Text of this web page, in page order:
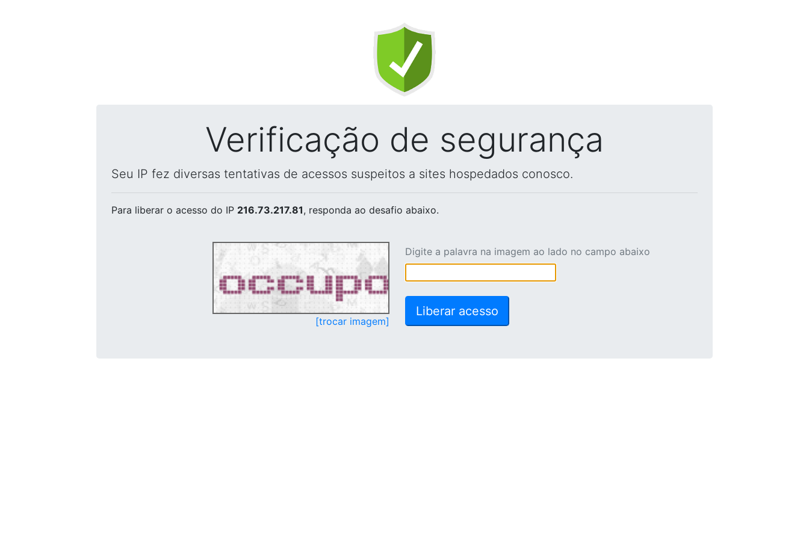
Verificação de segurança
Seu IP fez diversas tentativas de acessos suspeitos a sites hospedados conosco.
Para liberar o acesso do IP 216.73.217.81, responda ao desafio abaixo.
[trocar imagem]
Digite a palavra na imagem ao lado no campo abaixo